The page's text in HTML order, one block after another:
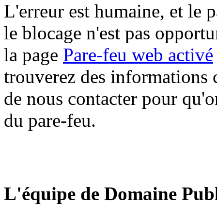
L'erreur est humaine, et le
le blocage n'est pas
la page Pare-feu web activé
trouverez des informations
de nous contacter pour
du pare-feu.
L'équipe de Domaine